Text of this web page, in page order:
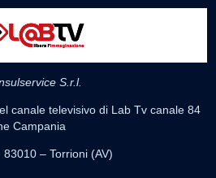
S.r.l.
canale televisivo di Lab Tv canale 84
Campania
– Torrioni (AV)